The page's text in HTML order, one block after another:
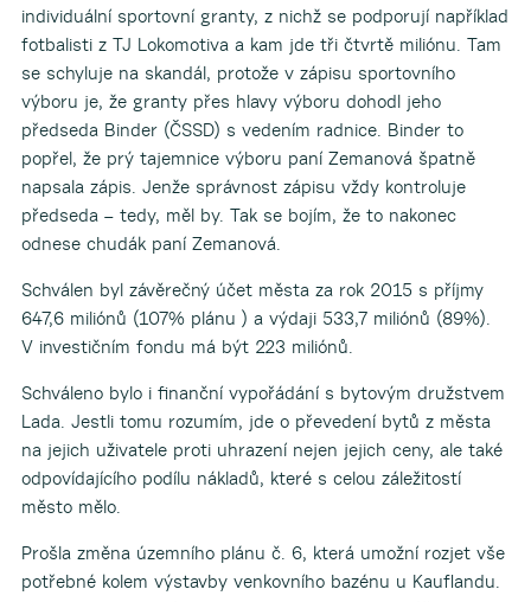
individuální sportovní granty, z nichž se podporují například
fotbalisti z TJ Lokomotiva a kam jde tři čtvrtě miliónu. Tam
se schyluje na skandál, protože v zápisu sportovního
výboru je, že granty přes hlavy výboru dohodl jeho
předseda Binder (ČSSD) s vedením radnice. Binder to
popřel, že prý tajemnice výboru paní Zemanová špatně
napsala zápis. Jenže správnost zápisu vždy kontroluje
předseda – tedy, měl by. Tak se bojím, že to nakonec
odnese chudák paní Zemanová.
Schválen byl závěrečný účet města za rok 2015 s příjmy
647,6 miliónů (107% plánu ) a výdaji 533,7 miliónů (89%).
V investičním fondu má být 223 miliónů.
Schváleno bylo i finanční vypořádání s bytovým družstvem
Lada. Jestli tomu rozumím, jde o převedení bytů z města
na jejich uživatele proti uhrazení nejen jejich ceny, ale také
odpovídajícího podílu nákladů, které s celou záležitostí
město mělo.
Prošla změna územního plánu č. 6, která umožní rozjet vše
potřebné kolem výstavby venkovního bazénu u Kauflandu.